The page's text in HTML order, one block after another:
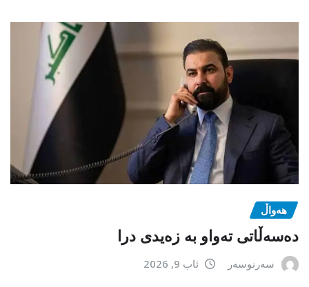
هەواڵ
دەسەڵاتی تەواو بە زەیدی درا
سەرنوسەر ئاب 9, 2026